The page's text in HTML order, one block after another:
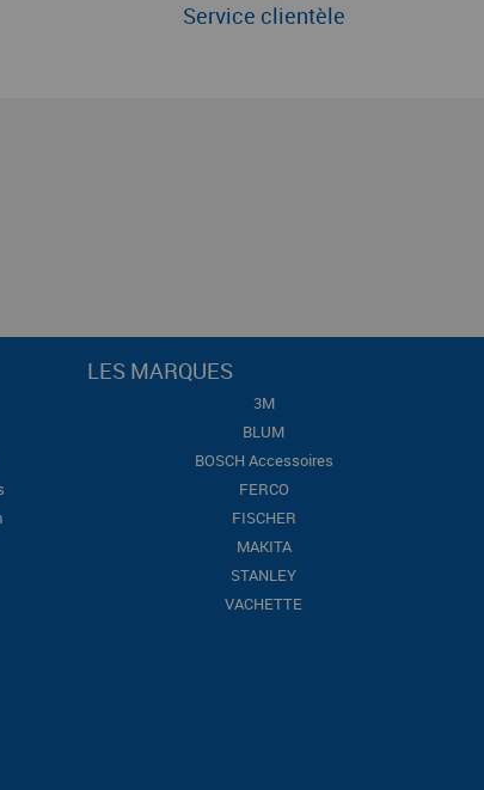
Service clientèle
LES MARQUES
3M
BLUM
BOSCH Accessoires
FERCO
FISCHER
MAKITA
STANLEY
VACHETTE